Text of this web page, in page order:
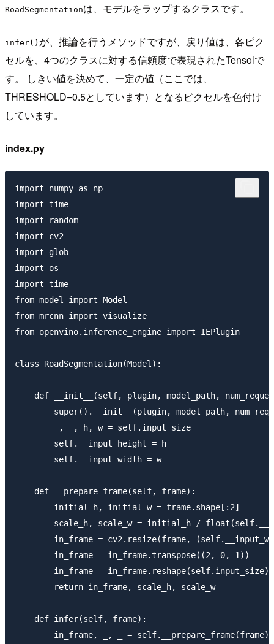
RoadSegmentationは、モデルをラップするクラスです。
infer() が、推論を行うメソッドですが、戻り値は、各ピク
セルを、4つのクラスに対する信頼度で表現されたTensolで
す。 しきい値を決めて、一定の値（ここでは、
THRESHOLD=0.5としています）となるピクセルを色付け
しています。
index.py
import numpy as np
import time
import random
import cv2
import glob
import os
import time
from model import Model
from mrcnn import visualize
from openvino.inference_engine import IEPlugin
class RoadSegmentation(Model):
def __init__(self, plugin, model_path,
super().__init__(plugin, model_path,
        _, _, h, w = self.input_size
        self.__input_height = h
        self.__input_width = w
    def __prepare_frame(self, frame):
        initial_h, initial_w = frame.shape[:2]
scale_h, scale_w = initial_h /
in_frame = cv2.resize(frame,
        in_frame = in_frame.transpose((2, 0, 1))
        in_frame = in_frame.reshape(self.input_size)
        return in_frame, scale_h, scale_w
    def infer(self, frame):
        in_frame, _, _ = self.__prepare_frame(frame)